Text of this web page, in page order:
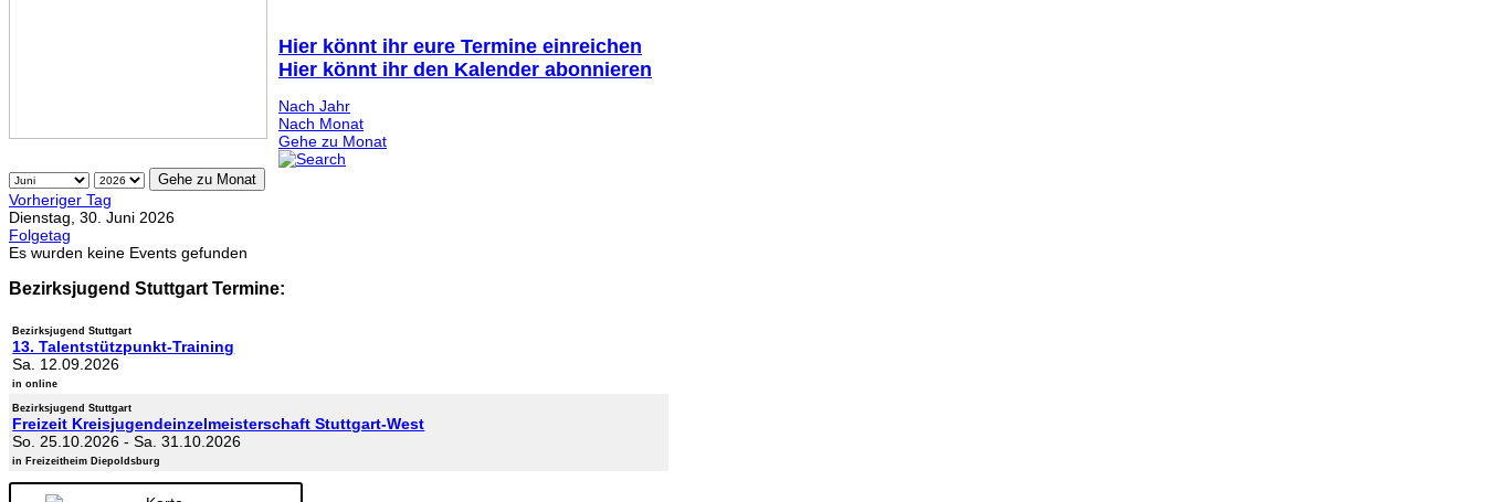
Hier könnt ihr eure Termine einreichen
Hier könnt ihr den Kalender abonnieren
Nach Jahr
Nach Monat
Gehe zu Monat
Gehe zu Monat
Vorheriger Tag
Dienstag, 30. Juni 2026
Folgetag
Es wurden keine Events gefunden
Bezirksjugend Stuttgart Termine:
Bezirksjugend Stuttgart
13. Talentstützpunkt-Training
Sa. 12.09.2026
in online
Bezirksjugend Stuttgart
Freizeit Kreisjugendeinzelmeisterschaft Stuttgart-West
So. 25.10.2026 -Sa. 31.10.2026
in Freizeitheim Diepoldsburg